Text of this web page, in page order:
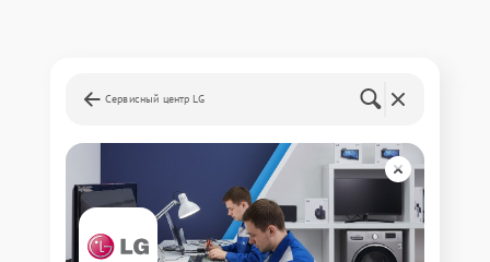
Сервисный центр LG